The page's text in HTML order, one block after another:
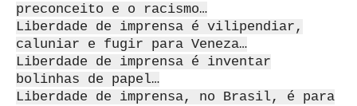
preconceito e o racismo…
Liberdade de imprensa é vilipendiar,
caluniar e fugir para Veneza…
Liberdade de imprensa é inventar
bolinhas de papel…
Liberdade de imprensa, no Brasil, é para